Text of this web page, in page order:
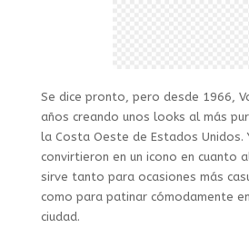
Se dice pronto, pero desde 1966,
años creando unos looks al más
la Costa Oeste de Estados Unidos.
convirtieron en un icono en cuanto
sirve tanto para ocasiones más
como para patinar cómodamente
ciudad.